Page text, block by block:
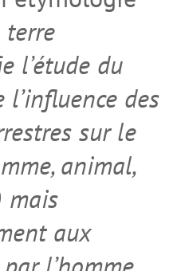
l’étude du
des
sur le
animal,
mais
aux